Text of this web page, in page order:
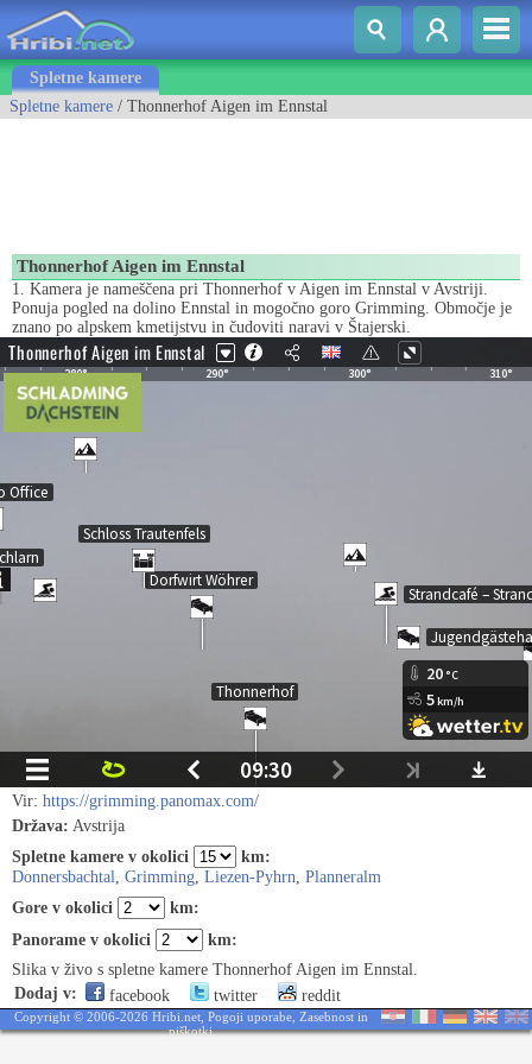
Spletne kamere
Spletne kamere / Thonnerhof Aigen im Ennstal
Thonnerhof Aigen im Ennstal
1. Kamera je nameščena pri Thonnerhof v Aigen im Ennstal v Avstriji.
Ponuja pogled na dolino Ennstal in mogočno goro Grimming. Območje je
znano po alpskem kmetijstvu in čudoviti naravi v Štajerski.
Vir: https://grimming.panomax.com/
Država: Avstrija
Spletne kamere v okolici
km:
Donnersbachtal, Grimming, Liezen-Pyhrn, Planneralm
Gore v okolici
km:
Panorame v okolici
km:
Slika v živo s spletne kamere Thonnerhof Aigen im Ennstal.
Dodaj v:
facebook twitter reddit
Copyright © 2006-2026 Hribi.net, Pogoji uporabe, Zasebnost in
piškotki